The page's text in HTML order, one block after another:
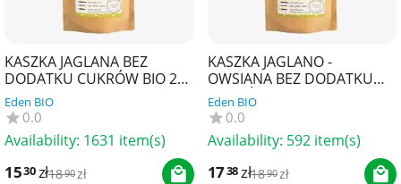
KASZKA JAGLANA BEZ
DODATKU CUKRÓW BIO 200
g - HELPA
Eden BIO
0.0
Availability: 1631 item(s)
1530zł1890zł
KASZKA JAGLANO -
OWSIANA BEZ DODATKU
CUKRÓW BIO 200 g - HELPA
Eden BIO
0.0
Availability: 592 item(s)
1738zł1890zł